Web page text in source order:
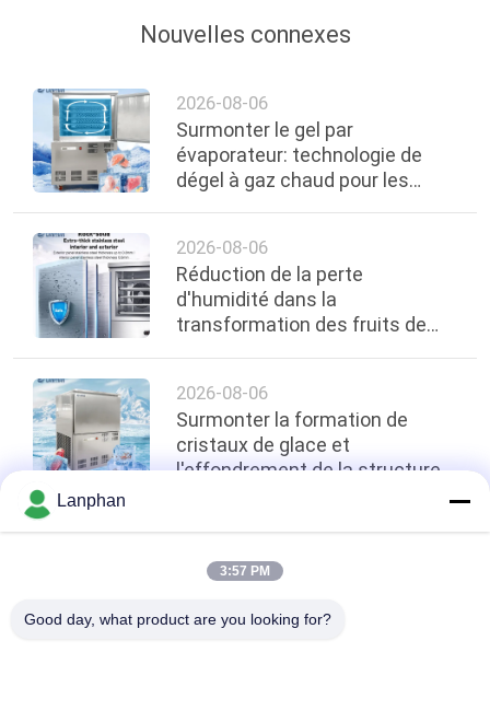
Nouvelles connexes
2026-08-06
Surmonter le gel par
évaporateur: technologie de
dégel à gaz chaud pour les
2026-08-06
Réduction de la perte
d'humidité dans la
transformation des fruits de
refroidissement rapide
préservent la qualité
2026-08-06
Surmonter la formation de
cristaux de glace et
l'effondrement de la structure
dans les cuisines centrales
top
Lanphan
3:57 PM
Good day, what product are you looking for?